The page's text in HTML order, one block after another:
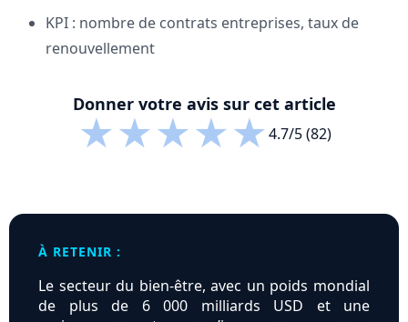
KPI : nombre de contrats entreprises, taux de
renouvellement
Donner votre avis sur cet article
★★★★★4.7/5 (82)
À RETENIR :
Le secteur du bien-être, avec un poids mondial
de plus de 6 000 milliards USD et une